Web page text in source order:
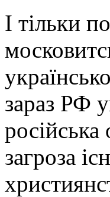
І тільки
зараз РФ
загроза